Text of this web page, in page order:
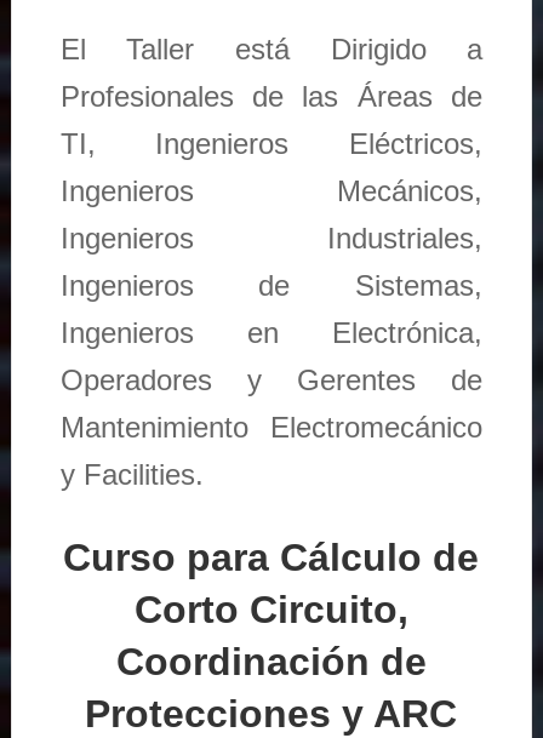
El Taller está Dirigido a
Profesionales de las Áreas de
TI, Ingenieros Eléctricos,
Ingenieros Mecánicos,
Ingenieros Industriales,
Ingenieros de Sistemas,
Ingenieros en Electrónica,
Operadores y Gerentes de
Mantenimiento Electromecánico
y Facilities.
Curso para Cálculo de
Corto Circuito,
Coordinación de
Protecciones y ARC